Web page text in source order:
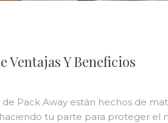
Ventajas Y Beneficios
Pack Away están hechos de
tu parte para proteger el